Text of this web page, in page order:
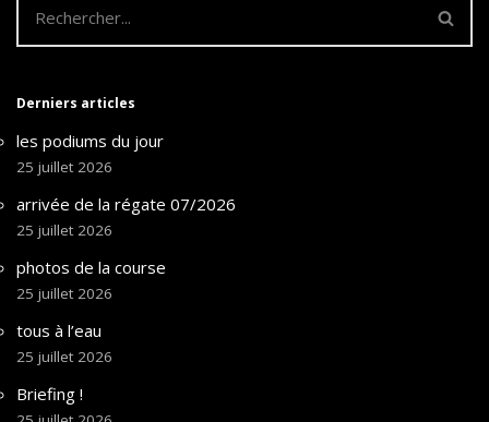
Derniers articles
les podiums du jour
25 juillet 2026
arrivée de la régate 07/2026
25 juillet 2026
photos de la course
25 juillet 2026
tous à l’eau
25 juillet 2026
Briefing !